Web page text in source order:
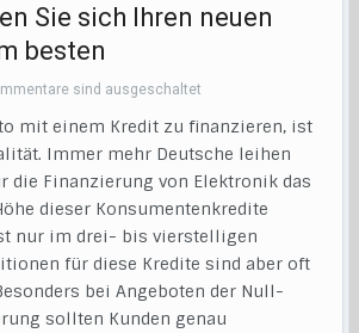
Sie sich Ihren neuen
besten
sind ausgeschaltet
mit einem Kredit zu finanzieren, ist
Immer mehr Deutsche leihen
die Finanzierung von Elektronik das
dieser Konsumentenkredite
nur im drei- bis vierstelligen
für diese Kredite sind aber oft
bei Angeboten der Null-
sollten Kunden genau